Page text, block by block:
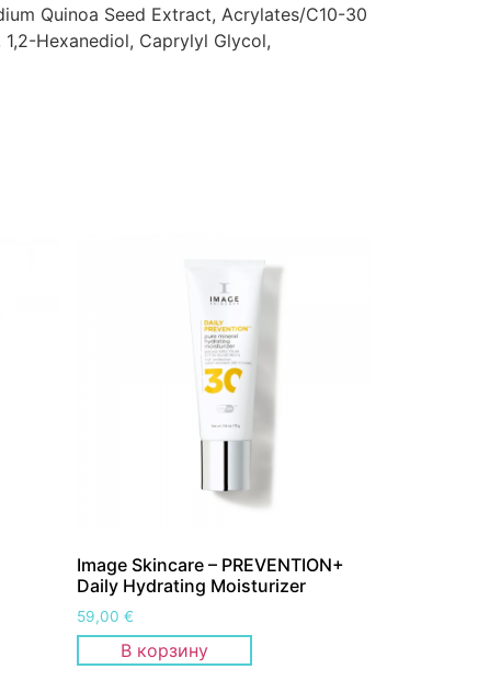
Quinoa Seed Extract, Acrylates/C10-30
Hexanediol, Caprylyl Glycol,
Image Skincare – PREVENTION+
Daily Hydrating Moisturizer
59,00 €
В корзину